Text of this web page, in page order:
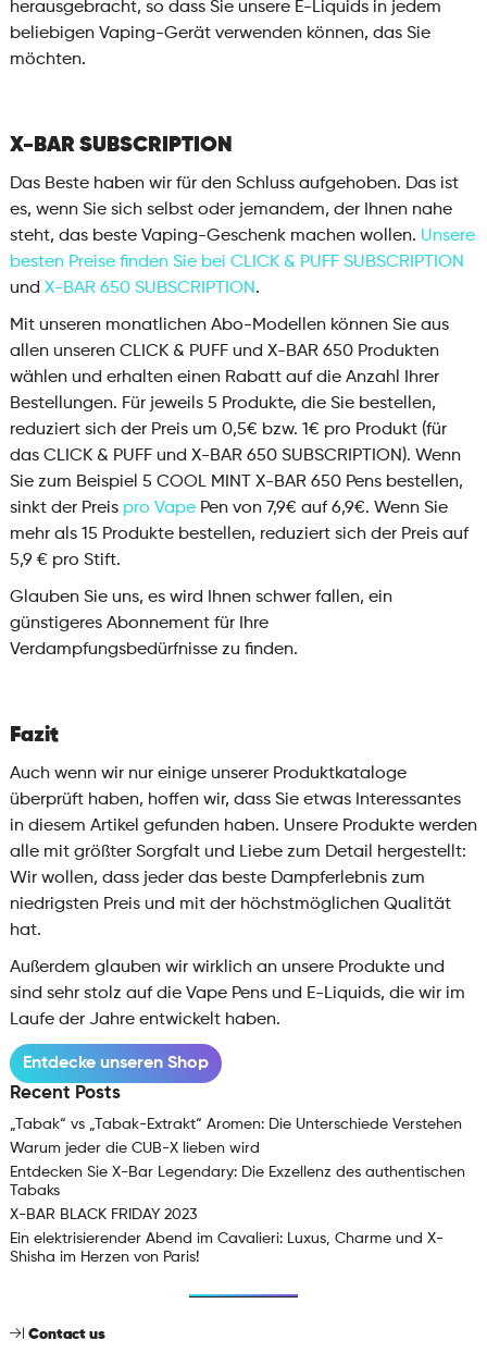
herausgebracht, so dass Sie unsere E-Liquids in jedem
beliebigen Vaping-Gerät verwenden können, das Sie
möchten.
X-BAR SUBSCRIPTION
Das Beste haben wir für den Schluss aufgehoben. Das ist
es, wenn Sie sich selbst oder jemandem, der Ihnen nahe
steht, das beste Vaping-Geschenk machen wollen. Unsere
besten Preise finden Sie bei CLICK & PUFF SUBSCRIPTION
und X-BAR 650 SUBSCRIPTION.
Mit unseren monatlichen Abo-Modellen können Sie aus
allen unseren CLICK & PUFF und X-BAR 650 Produkten
wählen und erhalten einen Rabatt auf die Anzahl Ihrer
Bestellungen. Für jeweils 5 Produkte, die Sie bestellen,
reduziert sich der Preis um 0,5€ bzw. 1€ pro Produkt (für
das CLICK & PUFF und X-BAR 650 SUBSCRIPTION). Wenn
Sie zum Beispiel 5 COOL MINT X-BAR 650 Pens bestellen,
sinkt der Preis pro VapePen von 7,9€ auf 6,9€. Wenn Sie
mehr als 15 Produkte bestellen, reduziert sich der Preis auf
5,9 € pro Stift.
Glauben Sie uns, es wird Ihnen schwer fallen, ein
günstigeres Abonnement für Ihre
Verdampfungsbedürfnisse zu finden.
Fazit
Auch wenn wir nur einige unserer Produktkataloge
überprüft haben, hoffen wir, dass Sie etwas Interessantes
in diesem Artikel gefunden haben. Unsere Produkte werden
alle mit größter Sorgfalt und Liebe zum Detail hergestellt:
Wir wollen, dass jeder das beste Dampferlebnis zum
niedrigsten Preis und mit der höchstmöglichen Qualität
hat.
Außerdem glauben wir wirklich an unsere Produkte und
sind sehr stolz auf die Vape Pens und E-Liquids, die wir im
Laufe der Jahre entwickelt haben.
Entdecke unseren Shop
Recent Posts
„Tabak“ vs „Tabak-Extrakt“ Aromen: Die Unterschiede Verstehen
Warum jeder die CUB-X lieben wird
Entdecken Sie X-Bar Legendary: Die Exzellenz des authentischen
Tabaks
X-BAR BLACK FRIDAY 2023
Ein elektrisierender Abend im Cavalieri: Luxus, Charme und X-
Shisha im Herzen von Paris!
Contact us